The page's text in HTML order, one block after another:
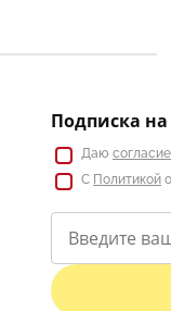
Подписка
Даю согласие
С Политикой